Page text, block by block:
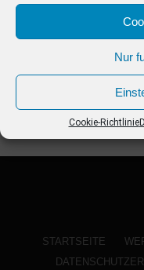
Nur
Cookie-Richtlinie
STARTSEITE